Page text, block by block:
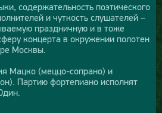
содержательность поэтического
и чуткость слушателей –
праздничную и в тоже
концерта в окружении полотен
Москвы.
Мацко (меццо-сопрано) и
Партию фортепиано исполнят